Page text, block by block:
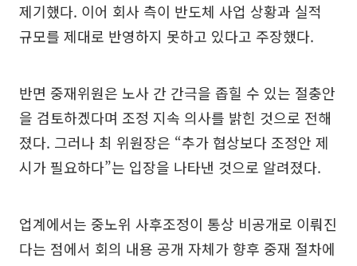
제기했다. 이어 회사 측이 반도체 사업 상황과 실적
규모를 제대로 반영하지 못하고 있다고 주장했다.
반면 중재위원은 노사 간 간극을 좁힐 수 있는 절충안
을 검토하겠다며 조정 지속 의사를 밝힌 것으로 전해
졌다. 그러나 최 위원장은 “추가 협상보다 조정안 제
시가 필요하다”는 입장을 나타낸 것으로 알려졌다.
업계에서는 중노위 사후조정이 통상 비공개로 이뤄진
다는 점에서 회의 내용 공개 자체가 향후 중재 절차에